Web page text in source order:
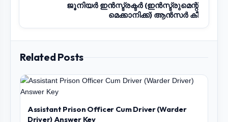
ജൂനിയർ ഇൻസ്ട്രക്ടർ (ഇൻസ്ട്രുമെന്റ്
മെക്കാനിക്ക്) ആൻസർ കീ
Related Posts
Assistant Prison Officer Cum Driver (Warder
Driver) Answer Key